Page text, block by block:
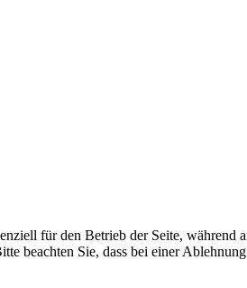
für den Betrieb der Seite,
beachten Sie, dass bei einer